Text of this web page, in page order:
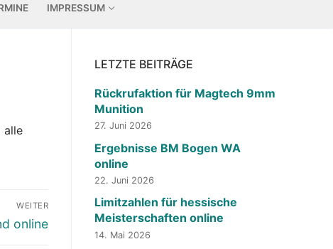
IMPRESSUM
alle
WEITER
online
LETZTE BEITRÄGE
Rückrufaktion für Magtech 9mm
Munition
27. Juni 2026
Ergebnisse BM Bogen WA
online
22. Juni 2026
Limitzahlen für hessische
Meisterschaften online
14. Mai 2026